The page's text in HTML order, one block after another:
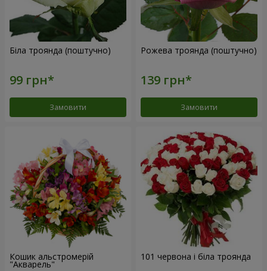
Біла троянда (поштучно)
Замовити
Рожева троянда (поштучно)
Замовити
Кошик альстромерій
"Акварель"
101 червона і біла троянда